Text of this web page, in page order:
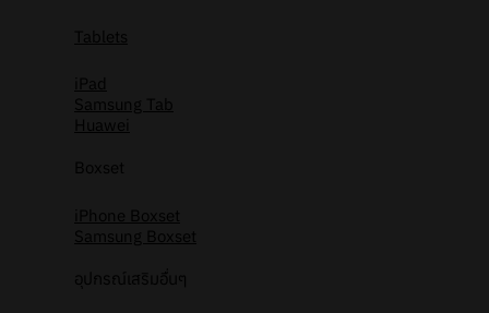
Tablets
iPad
Samsung Tab
Huawei
Boxset
iPhone Boxset
Samsung Boxset
อุปกรณ์เสริมอื่นๆ